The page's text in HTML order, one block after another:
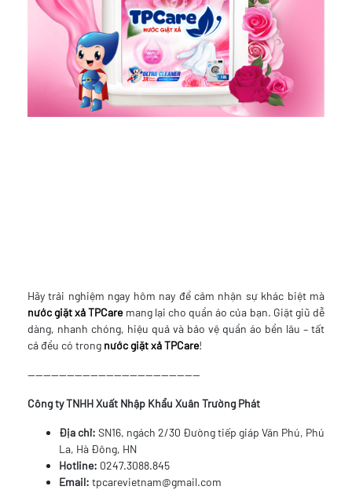
Hãy trải nghiệm ngay hôm nay để cảm nhận sự khác biệt mà
nước giặt xả TPCaremang lại cho quần áo của bạn. Giặt giũ dễ
dàng, nhanh chóng, hiệu quả và bảo vệ quần áo bền lâu – tất
cả đều có trong nước giặt xả TPCare!
--------------------------------------------
Công ty TNHH Xuất Nhập Khẩu Xuân Trường Phát
Địa chỉ: SN16, ngách 2/30 Đường tiếp giáp Văn Phú, Phú
La, Hà Đông, HN
Hotline: 0247.3088.845
Email: tpcarevietnam@gmail.com